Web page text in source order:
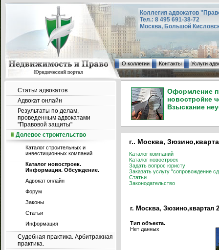
Коллегия адвокатов
Тел.: 8 495 691-38-72
Москва, Большой
О коллегии Контакты Услуги
Статьи адвокатов
Адвокат онлайн
Результаты по делам,
проведенным адвокатами
"Правовой защиты"
Долевое строительство
Каталог строительных и
инвестиционных компаний
Каталог новостроек.
Информация. Обсуждение.
Адвокат онлайн
Форум
Законы
Статьи
Информация
Судебная практика. Арбитражная
практика.
Оформление
новостройке
Взыскание
г.. Москва,
Каталог компаний
Каталог новостроек
Задать вопрос юристу
Заказать услугу "сопровождение
Статьи
Законодательство
г. Москва, Зюзино,квартал
Тип объекта.
Нет данных